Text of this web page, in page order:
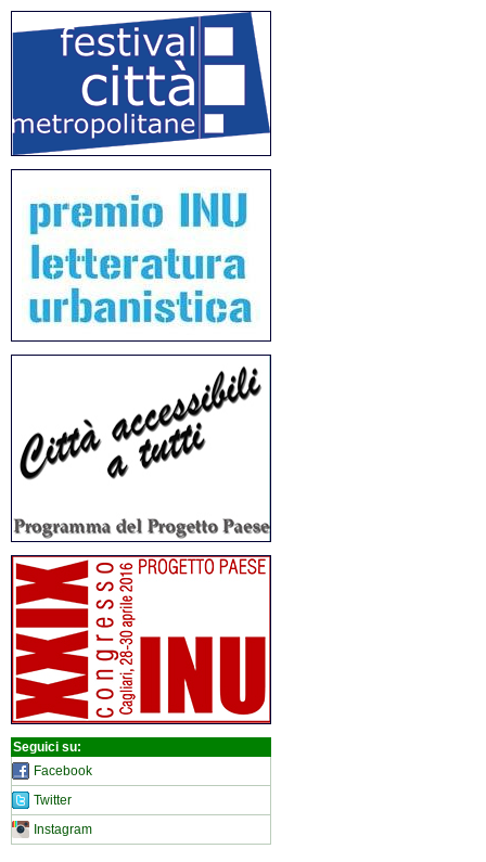
Seguici su:
Facebook
Twitter
Instagram